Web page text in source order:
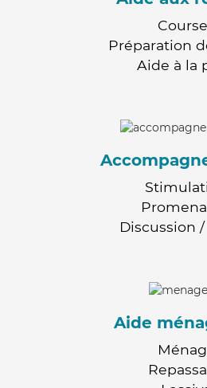
Préparation
Aide à la
Discussion
Aide